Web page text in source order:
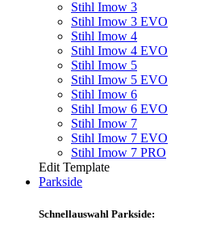
Stihl Imow 3
Stihl Imow 3 EVO
Stihl Imow 4
Stihl Imow 4 EVO
Stihl Imow 5
Stihl Imow 5 EVO
Stihl Imow 6
Stihl Imow 6 EVO
Stihl Imow 7
Stihl Imow 7 EVO
Stihl Imow 7 PRO
Edit Template
Parkside
Schnellauswahl Parkside: